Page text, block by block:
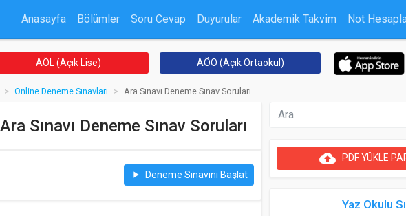
Anasayfa Bölümler Soru Cevap Duyurular Akademik Takvim Not
AÖL (Açık Lise) AÖO (Açık Ortaokul)
Online Deneme Sınavları Ara Sınavı Deneme Sınav Soruları
Sınavı Deneme Sınav Soruları
play_arrow Deneme Sınavını Başlat
cloud_uploadPDF YÜKLE
Yaz Okulu